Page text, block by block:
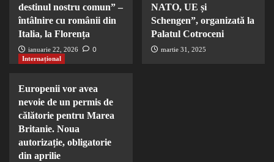
destinul nostru comun” –
întâlnire cu românii din
Italia, la Florența
ianuarie 22, 2026 0
NATO, UE și
Schengen”, organizată la
Palatul Cotroceni
martie 31, 2025
Internațional
Europenii vor avea
nevoie de un permis de
călătorie pentru Marea
Britanie. Noua
autorizație, obligatorie
din aprilie